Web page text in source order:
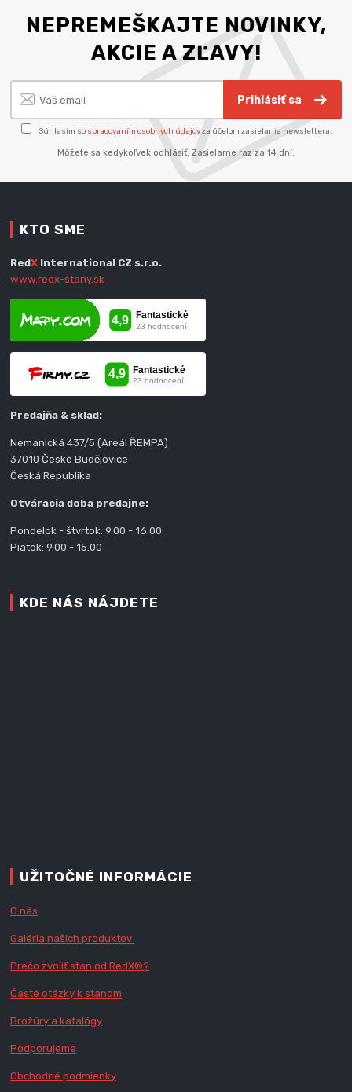
NEPREMEŠKAJTE NOVINKY,
AKCIE A ZĽAVY!
Prihlásiť sa
Súhlasím so spracovaním osobných údajovza účelom zasielania newslettera.
Môžete sa kedykoľvek odhlásiť. Zasielame raz za 14 dní.
KTO SME
RedX International CZ s.r.o.
www.redx-stany.sk
Predajňa & sklad:
Nemanická 437/5 (Areál ŘEMPA)
37010 České Budějovice
Česká Republika
Otváracia doba predajne:
Pondelok - štvrtok: 9.00 - 16.00
Piatok: 9.00 - 15.00
KDE NÁS NÁJDETE
UŽITOČNÉ INFORMÁCIE
O nás
Galéria našich produktov
Prečo zvoliť stan od RedX®?
Časté otázky k stanom
Brožúry a katalógy
Podporujeme
Obchodné podmienky